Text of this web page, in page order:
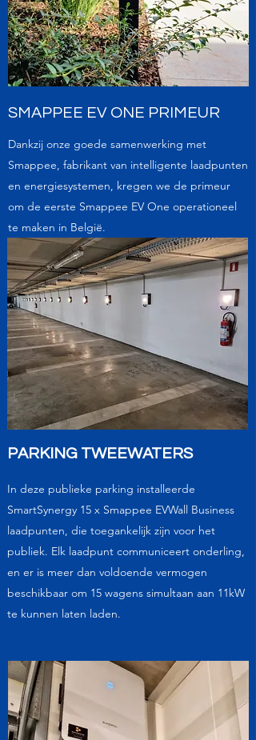
SMAPPEE EV ONE PRIMEUR
Dankzij onze goede samenwerking met
Smappee, fabrikant van intelligente laadpunten
en energiesystemen, kregen we de primeur
om de eerste Smappee EV One operationeel
te maken in België.
PARKING TWEEWATERS
In deze publieke parking installeerde
SmartSynergy 15 x Smappee EVWall Business
laadpunten, die toegankelijk zijn voor het
publiek. Elk laadpunt communiceert onderling,
en er is meer dan voldoende vermogen
beschikbaar om 15 wagens simultaan aan 11kW
te kunnen laten laden.